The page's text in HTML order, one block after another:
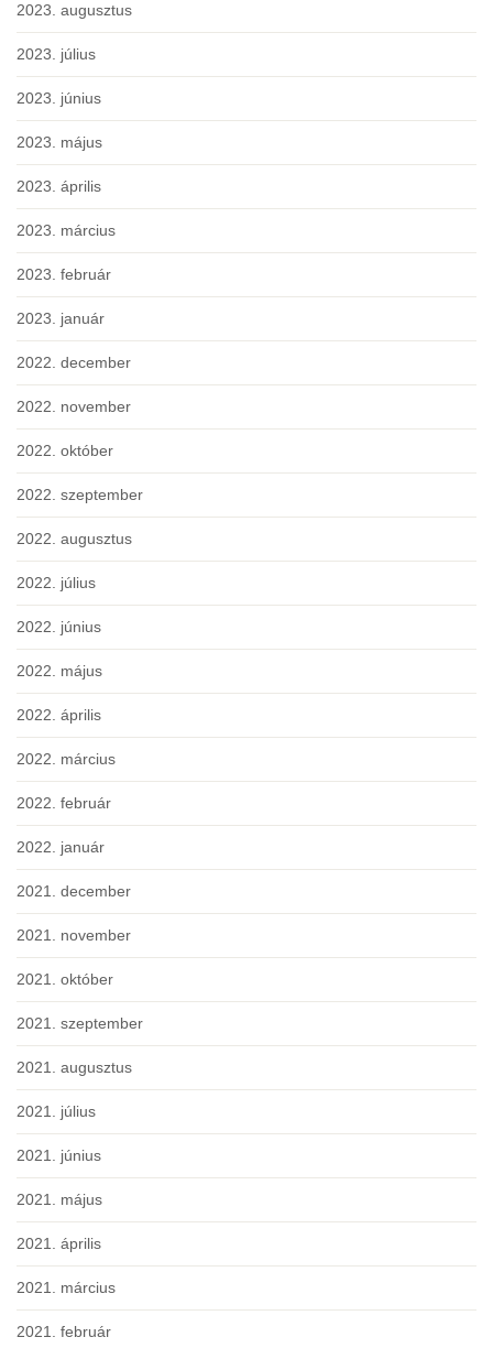
2023. augusztus
2023. július
2023. június
2023. május
2023. április
2023. március
2023. február
2023. január
2022. december
2022. november
2022. október
2022. szeptember
2022. augusztus
2022. július
2022. június
2022. május
2022. április
2022. március
2022. február
2022. január
2021. december
2021. november
2021. október
2021. szeptember
2021. augusztus
2021. július
2021. június
2021. május
2021. április
2021. március
2021. február